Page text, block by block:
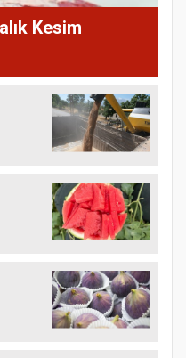
Kesim